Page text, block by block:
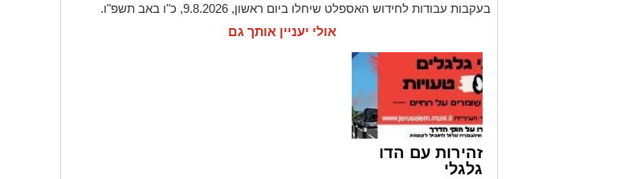
בעקבות עבודות לחידוש האספלט שיחלו ביום ראשון, 9.8.2026, כ"ו באב תשפ"ו.
"או שתביא או שתיעצר": עימות חריג בעזרת תורה (וידאו)
אולי יעניין אותך גם
זהירות עם הדו
גלגלי